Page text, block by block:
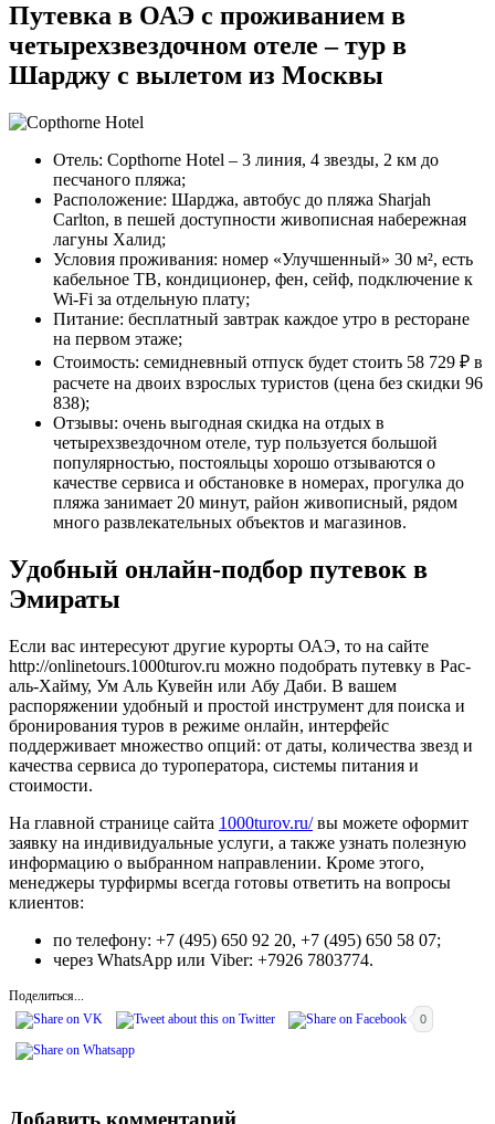
Путевка в ОАЭ с проживанием в
четырехзвездочном отеле – тур в
Шарджу с вылетом из Москвы
Отель: Copthorne Hotel – 3 линия, 4 звезды, 2 км до
песчаного пляжа;
Расположение: Шарджа, автобус до пляжа Sharjah
Carlton, в пешей доступности живописная набережная
лагуны Халид;
Условия проживания: номер «Улучшенный» 30 м², есть
кабельное ТВ, кондиционер, фен, сейф, подключение к
Wi-Fi за отдельную плату;
Питание: бесплатный завтрак каждое утро в ресторане
на первом этаже;
Стоимость: семидневный отпуск будет стоить 58 729 ₽ в
расчете на двоих взрослых туристов (цена без скидки 96
838);
Отзывы: очень выгодная скидка на отдых в
четырехзвездочном отеле, тур пользуется большой
популярностью, постояльцы хорошо отзываются о
качестве сервиса и обстановке в номерах, прогулка до
пляжа занимает 20 минут, район живописный, рядом
много развлекательных объектов и магазинов.
Удобный онлайн-подбор путевок в
Эмираты
Если вас интересуют другие курорты ОАЭ, то на сайте
http://onlinetours.1000turov.ru можно подобрать путевку в Рас-
аль-Хайму, Ум Аль Кувейн или Абу Даби. В вашем
распоряжении удобный и простой инструмент для поиска и
бронирования туров в режиме онлайн, интерфейс
поддерживает множество опций: от даты, количества звезд и
качества сервиса до туроператора, системы питания и
стоимости.
На главной странице сайта 1000turov.ru/вы можете оформит
заявку на индивидуальные услуги, а также узнать полезную
информацию о выбранном направлении. Кроме этого,
менеджеры турфирмы всегда готовы ответить на вопросы
клиентов:
по телефону: +7 (495) 650 92 20, +7 (495) 650 58 07;
через WhatsApp или Viber: +7926 7803774.
Поделиться...
0
Добавить комментарий